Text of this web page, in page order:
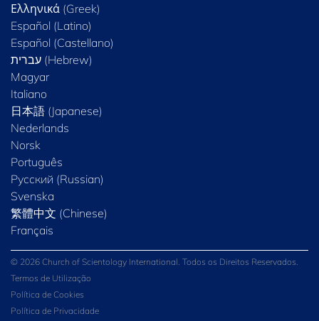
Ελληνικά (Greek)
Español (Latino)
Español (Castellano)
Magyar
Italiano
日本語 (Japanese)
Nederlands
Norsk
Português
Русский (Russian)
Svenska
繁體中文 (Chinese)
Français
© 2026 Church of Scientology International. Todos os Direitos Reservados.
Termos de Utilização
Política de Cookies
Política de Privacidade